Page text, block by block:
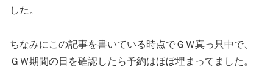
した。
ちなみにこの記事を書いている時点でＧＷ真っ只中で、
ＧＷ期間の日を確認したら予約はほぼ埋まってました。